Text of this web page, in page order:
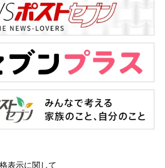
表示に関して